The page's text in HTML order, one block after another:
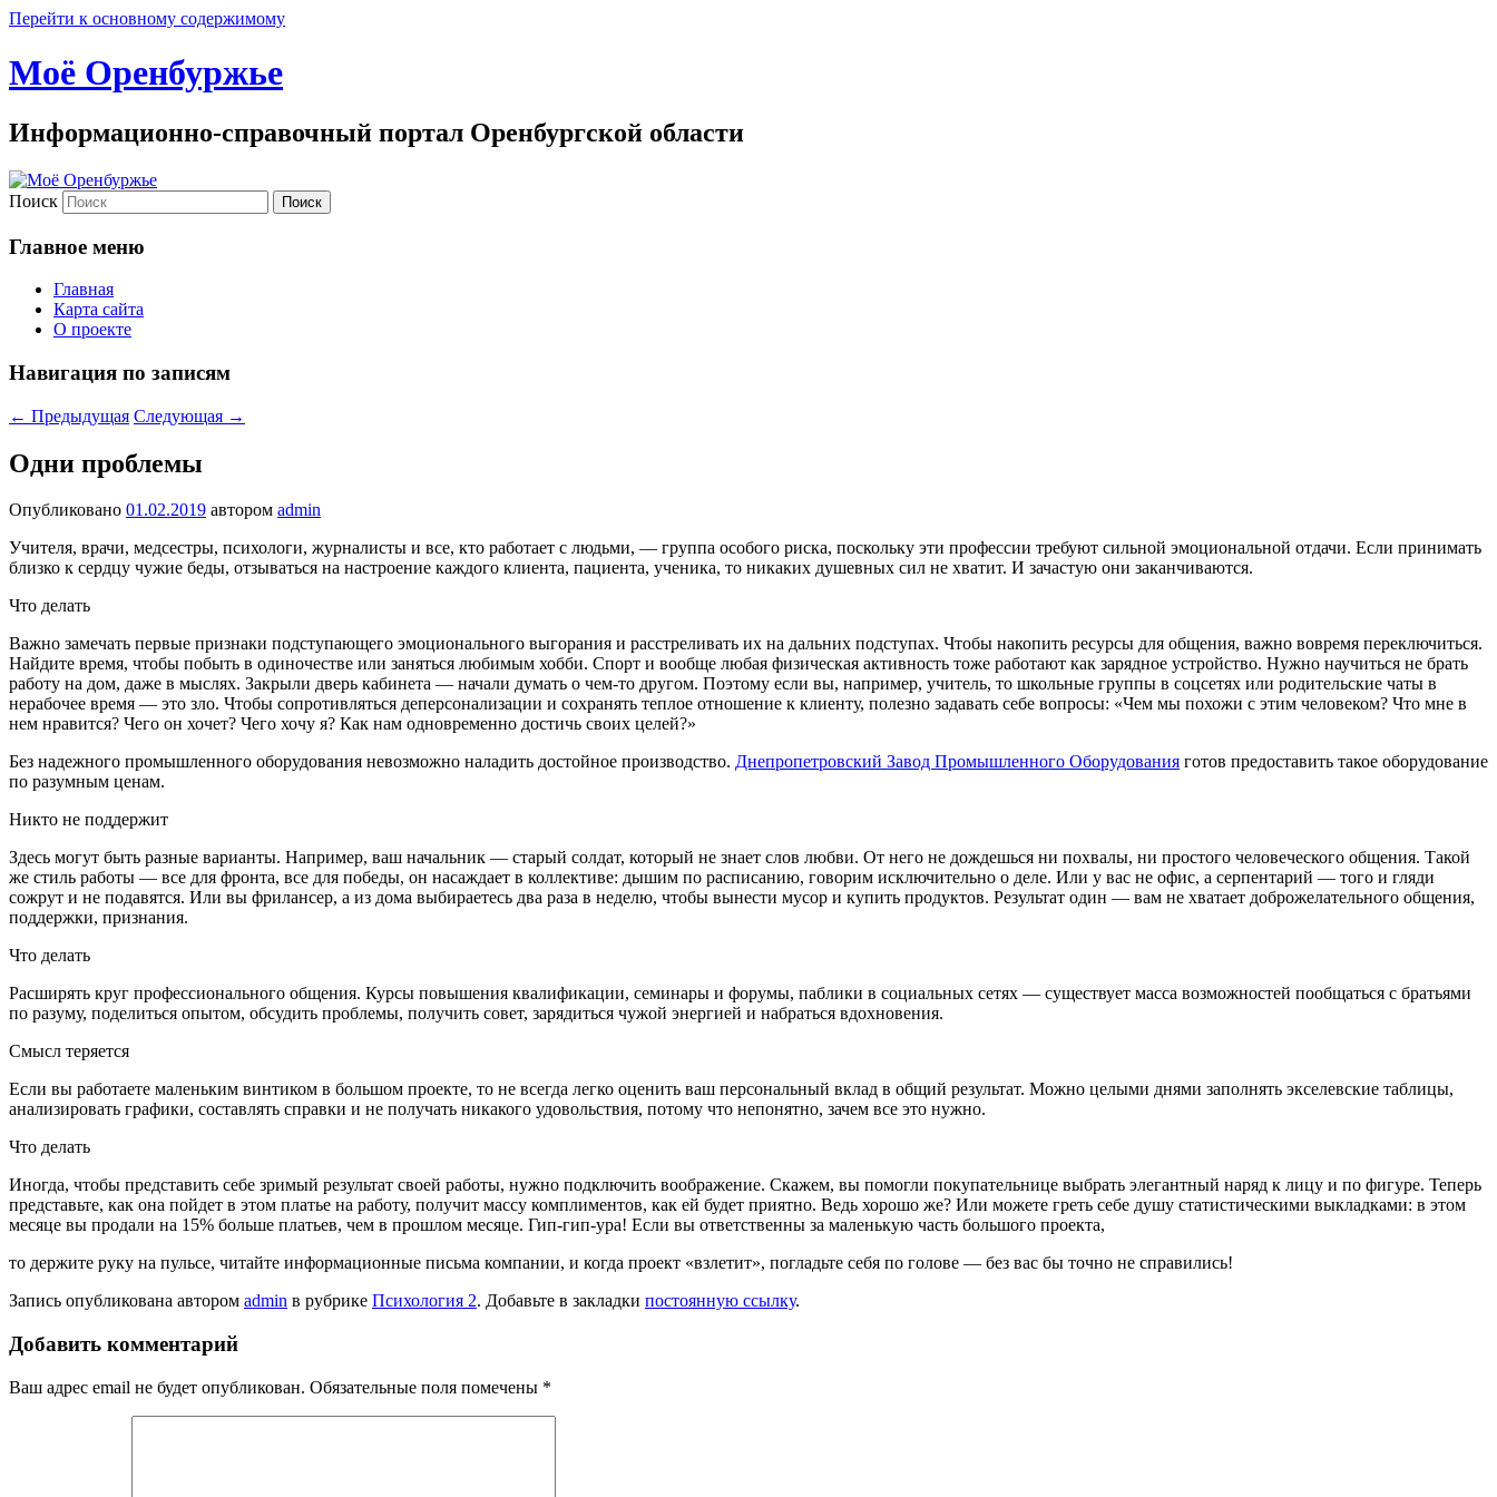
Перейти к основному содержимому
Моё Оренбуржье
Информационно-справочный портал Оренбургской области
Поиск
Главное меню
Главная
Карта сайта
О проекте
Навигация по записям
← Предыдущая Следующая →
Одни проблемы
Опубликовано 01.02.2019 автором admin
Учителя, врачи, медсестры, психологи, журнали­сты и все, кто работает с людьми, — группа осо­бого риска, поскольку эти профессии требуют сильной эмоциональной отдачи. Если принимать
близко к сердцу чужие беды, отзываться на на­строение каждого клиента, пациента, ученика, то никаких душевных сил не хватит. И зачастую они заканчиваются.
Что делать
Важно замечать первые признаки подступающего эмо­ционального выгорания и расстреливать их на дальних подступах. Чтобы накопить ресурсы для общения, важно вовремя переключиться.
Найдите время, чтобы побыть в одиночестве или заняться любимым хобби. Спорт и вообще любая физическая активность тоже ра­ботают как зарядное устройство. Нужно научиться не брать
работу на дом, даже в мыслях. Закрыли дверь ка­бинета — начали думать о чем-то другом. Поэтому если вы, например, учитель, то школьные группы в соцсетях или родительские чаты в
нерабочее время — это зло. Чтобы сопротивляться деперсонализации и сохранять теплое отношение к клиенту, полезно задавать себе вопросы: «Чем мы похожи с этим человеком? Что мне в
нем нравится? Чего он хочет? Чего хочу я? Как нам одновременно достичь своих целей?»
Без надежного промышленного оборудования невозможно наладить достойное производство. Днепропетровский Завод Промышленного Оборудования готов предоставить такое оборудование
по разумным ценам.
Никто не поддержит
Здесь могут быть разные варианты. На­пример, ваш началь­ник — старый солдат, который не знает слов любви. От него не до­ждешься ни похвалы, ни простого чело­веческого общения. Такой
же стиль рабо­ты — все для фронта, все для победы, он насаждает в коллективе: дышим по расписанию, говорим исключитель­но о деле. Или у вас не офис, а серпентарий — того и гляди
сожрут и не подавятся. Или вы фрилансер, а из дома выбираетесь два раза в неделю, чтобы вы­нести мусор и купить продуктов. Результат один — вам не хватает доброжелательного общения,
поддержки, признания.
Что делать
Расширять круг професси­онального общения. Курсы повышения квалифика­ции, семинары и форумы, паблики в социальных сетях — существует масса возможностей пообщаться с братьями
по разуму, по­делиться опытом, обсудить проблемы, получить совет, зарядиться чужой энергией и набраться вдохновения.
Смысл теряется
Если вы работаете маленьким винтиком в большом проекте, то не всегда легко оценить ваш персональ­ный вклад в общий результат. Можно це­лыми днями заполнять экселевские таблицы,
анализировать графи­ки, составлять справки и не получать никакого удовольствия, потому что непонятно, зачем все это нужно.
Что делать
Иногда, чтобы представить себе зримый результат сво­ей работы, нужно подклю­чить воображение. Скажем, вы помогли покупатель­нице выбрать элегантный наряд к лицу и по фигуре. Теперь
представьте, как она пойдет в этом платье на работу, получит массу комплиментов, как ей будет приятно. Ведь хоро­шо же? Или можете греть себе душу статистическими выкладками: в этом
месяце вы продали на 15% больше платьев, чем в прошлом ме­сяце. Гип-гип-ура! Если вы ответственны за маленькую часть большого проекта,
то держите руку на пульсе, читайте информационные письма компании, и когда проект «взлетит», погладьте себя по голове — без вас бы точно не справились!
Запись опубликована автором admin в рубрике Психология 2. Добавьте в закладки постоянную ссылку.
Добавить комментарий
Ваш адрес email не будет опубликован. Обязательные поля помечены *